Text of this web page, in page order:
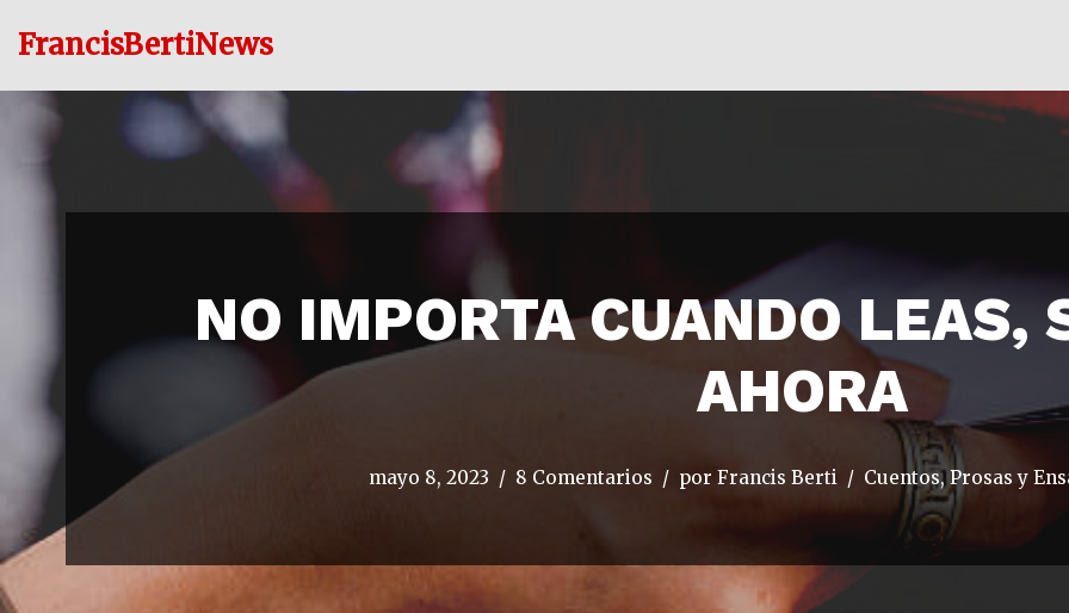
contenido
FrancisBertiNews
NO IMPORTA CUANDO LEAS,
AHORA
mayo 8, 2023 8 Comentarios por Francis Berti Cuentos, Prosas y